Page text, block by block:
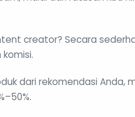
creator? Secara
dari rekomendasi Anda,